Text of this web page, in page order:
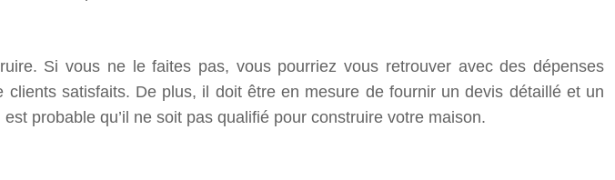
Si vous ne le faites pas, vous pourriez vous retrouver avec des dépenses
satisfaits. De plus, il doit être en mesure de fournir un devis détaillé et un
probable qu’il ne soit pas qualifié pour construire votre maison.